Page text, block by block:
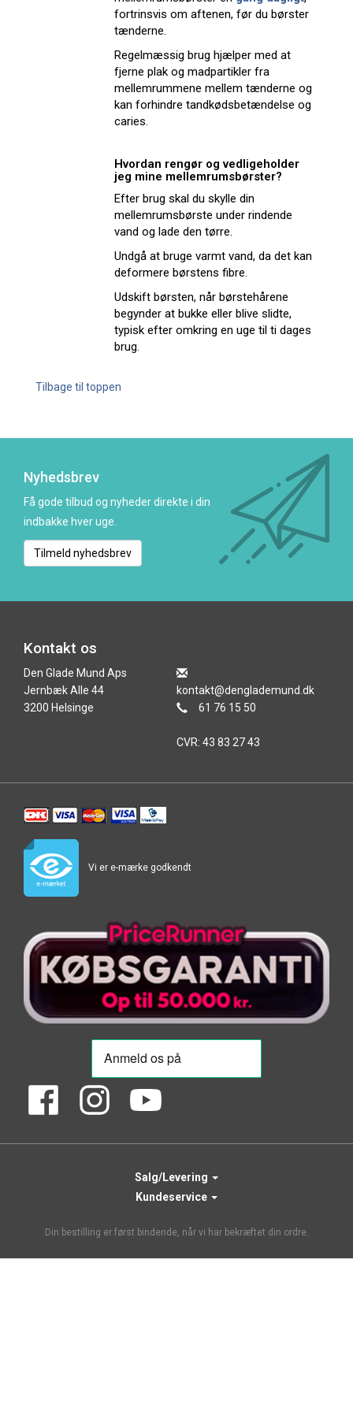
fortrinsvis om aftenen, før du børster
tænderne.
Regelmæssig brug hjælper med at
fjerne plak og madpartikler fra
mellemrummene mellem tænderne og
kan forhindre tandkødsbetændelse og
caries.
Hvordan rengør og vedligeholder
jeg mine mellemrumsbørster?
Efter brug skal du skylle din
mellemrumsbørste under rindende
vand og lade den tørre.
Undgå at bruge varmt vand, da det kan
deformere børstens fibre.
Udskift børsten, når børstehårene
begynder at bukke eller blive slidte,
typisk efter omkring en uge til ti dages
brug.
Tilbage til toppen
Nyhedsbrev
Få gode tilbud og nyheder direkte i din
indbakke hver uge.
Tilmeld nyhedsbrev
Kontakt os
Den Glade Mund Aps
Jernbæk Alle 44
3200 Helsinge
kontakt@denglademund.dk
61 76 15 50
CVR: 43 83 27 43
Vi er e-mærke godkendt
Salg/Levering
Kundeservice
Din bestilling er først bindende, når vi har bekræftet din ordre.